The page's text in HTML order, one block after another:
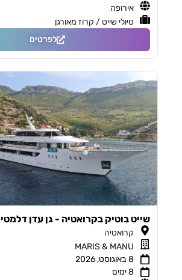
אירופה
טיולי שייט / קרוז מאורגן
לפרטים
שייט בוטיק בקרואטיה - גן עדן דלמטי
קרואטיה
MARIS & MANU
8 באוגוסט, 2026
8 ימים